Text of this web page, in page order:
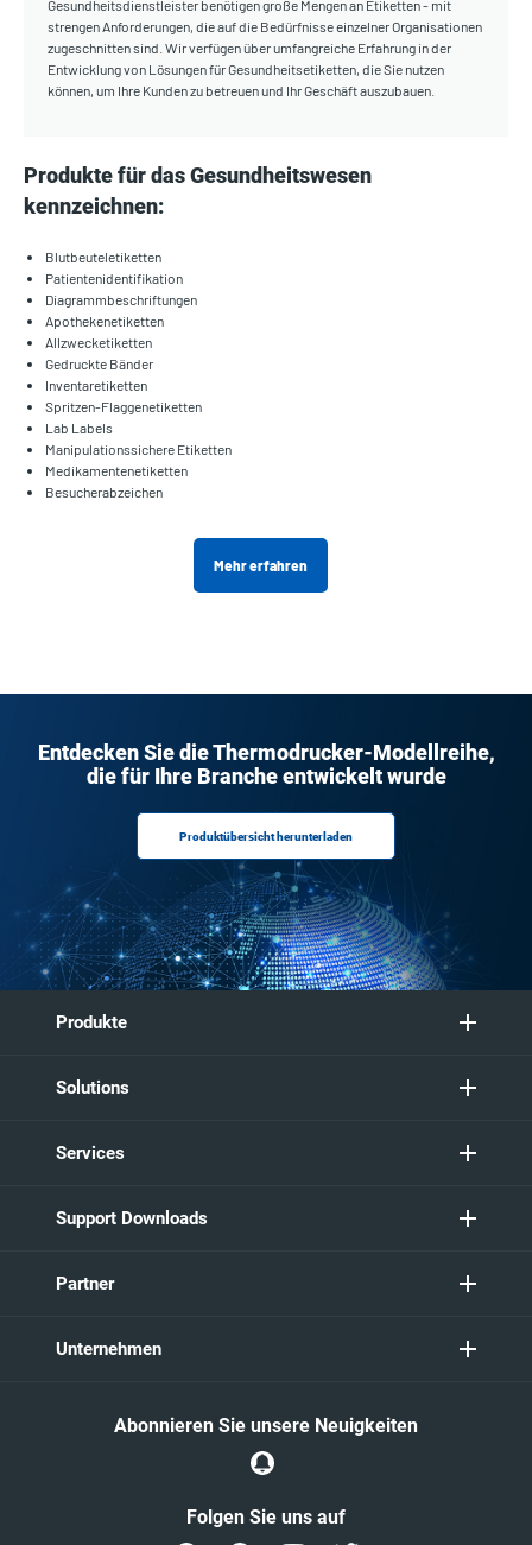
Gesundheitsdienstleister benötigen große Mengen an Etiketten - mit
strengen Anforderungen, die auf die Bedürfnisse einzelner Organisationen
zugeschnitten sind. Wir verfügen über umfangreiche Erfahrung in der
Entwicklung von Lösungen für Gesundheitsetiketten, die Sie nutzen
können, um Ihre Kunden zu betreuen und Ihr Geschäft auszubauen.
Produkte für das Gesundheitswesen
kennzeichnen:
Blutbeuteletiketten
Patientenidentifikation
Diagrammbeschriftungen
Apothekenetiketten
Allzwecketiketten
Gedruckte Bänder
Inventaretiketten
Spritzen-Flaggenetiketten
Lab Labels
Manipulationssichere Etiketten
Medikamentenetiketten
Besucherabzeichen
Mehr erfahren
Entdecken Sie die Thermodrucker-Modellreihe,
die für Ihre Branche entwickelt wurde
Produktübersicht herunterladen
Produkte
Solutions
Services
Support Downloads
Partner
Unternehmen
Folgen Sie uns auf
Abonnieren Sie unsere Neuigkeiten